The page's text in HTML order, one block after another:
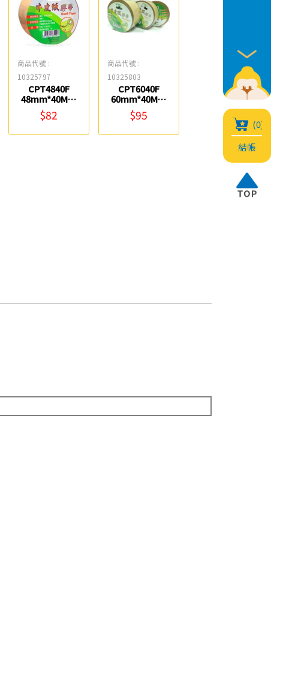
(0)
結帳
商品代號 :
10325797
CPT4840F
48mm*40M牛
皮紙膠帶 北極
熊
$82
商品代號 :
10325803
CPT6040F
60mm*40M牛
皮紙膠帶 北極
熊
$95